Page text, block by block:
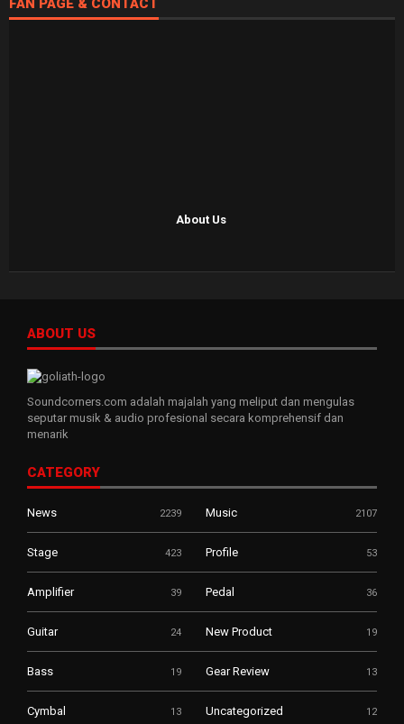
FAN PAGE & CONTACT
About Us
ABOUT US
Soundcorners.com adalah majalah yang meliput dan mengulas
seputar musik & audio profesional secara komprehensif dan
menarik
CATEGORY
News 2239 Music 2107
Stage 423 Profile 53
Amplifier 39 Pedal 36
Guitar 24 New Product 19
Bass 19 Gear Review 13
Cymbal 13 Uncategorized 12